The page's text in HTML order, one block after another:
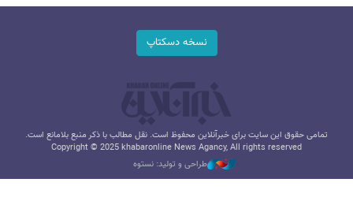
نسخه دسکتاپ
تمامی حقوق این سایت برای خبرآنلاین محفوظ است. نقل مطالب با ذکر منبع بلامانع است.
Copyright © 2025 khabaronline News Agancy, All rights reserved
طراحی و تولید: نستوه